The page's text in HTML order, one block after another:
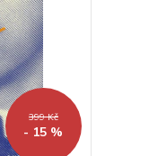
399 Kč
- 15 %